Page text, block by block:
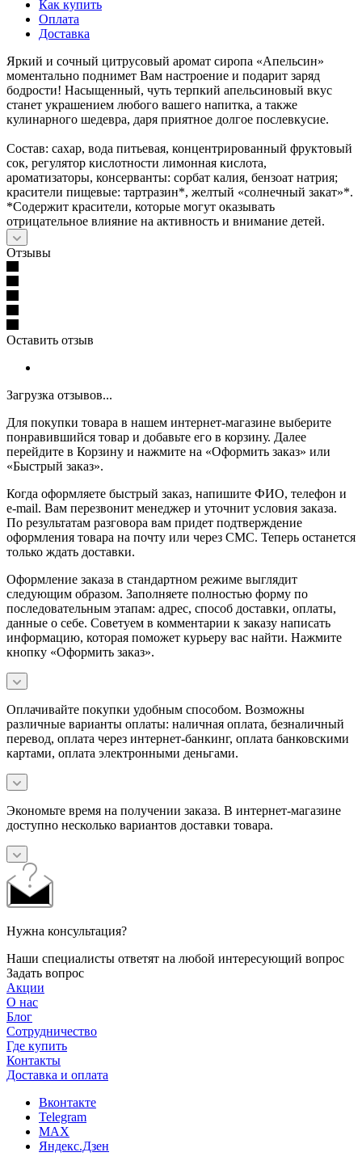
Как купить
Оплата
Доставка
Яркий и сочный цитрусовый аромат сиропа «Апельсин»
моментально поднимет Вам настроение и подарит заряд
бодрости! Насыщенный, чуть терпкий апельсиновый вкус
станет украшением любого вашего напитка, а также
кулинарного шедевра, даря приятное долгое послевкусие.
Состав: сахар, вода питьевая, концентрированный фруктовый
сок, регулятор кислотности лимонная кислота,
ароматизаторы, консерванты: сорбат калия, бензоат натрия;
красители пищевые: тартразин*, желтый «солнечный закат»*.
*Содержит красители, которые могут оказывать
отрицательное влияние на активность и внимание детей.
Отзывы
Оставить отзыв
Загрузка отзывов...
Для покупки товара в нашем интернет-магазине выберите
понравившийся товар и добавьте его в корзину. Далее
перейдите в Корзину и нажмите на «Оформить заказ» или
«Быстрый заказ».
Когда оформляете быстрый заказ, напишите ФИО, телефон и
e-mail. Вам перезвонит менеджер и уточнит условия заказа.
По результатам разговора вам придет подтверждение
оформления товара на почту или через СМС. Теперь останется
только ждать доставки.
Оформление заказа в стандартном режиме выглядит
следующим образом. Заполняете полностью форму по
последовательным этапам: адрес, способ доставки, оплаты,
данные о себе. Советуем в комментарии к заказу написать
информацию, которая поможет курьеру вас найти. Нажмите
кнопку «Оформить заказ».
Оплачивайте покупки удобным способом. Возможны
различные варианты оплаты: наличная оплата, безналичный
перевод, оплата через интернет-банкинг, оплата банковскими
картами, оплата электронными деньгами.
Экономьте время на получении заказа. В интернет-магазине
доступно несколько вариантов доставки товара.
Нужна консультация?
Наши специалисты ответят на любой интересующий вопрос
Задать вопрос
Акции
О нас
Блог
Сотрудничество
Где купить
Контакты
Доставка и оплата
Вконтакте
Telegram
MAX
Яндекс.Дзен